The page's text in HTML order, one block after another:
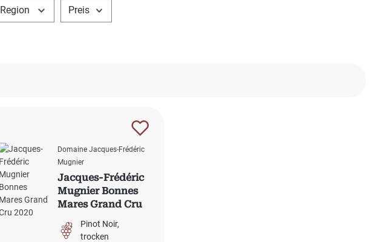
Region Preis
Domaine Jacques-Frédéric
Mugnier
Jacques-Frédéric
Mugnier Bonnes
Mares Grand Cru
Pinot Noir
trocken